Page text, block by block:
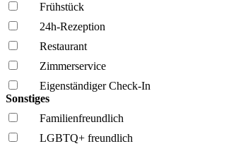
Frühstück
24h-Rezeption
Restaurant
Zimmerservice
Eigenständiger Check-In
Sonstiges
Familien­freundlich
LGBTQ+ freundlich